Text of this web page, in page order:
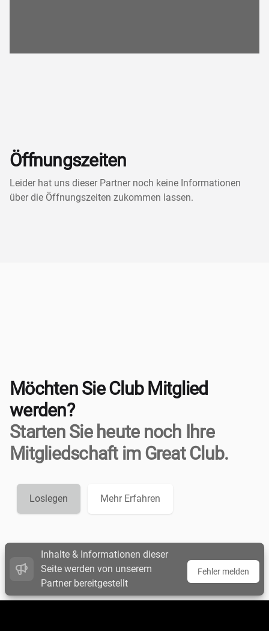
Öffnungszeiten
Leider hat uns dieser Partner noch keine Informationen
über die Öffnungszeiten zukommen lassen.
Möchten Sie Club Mitglied
werden?
Starten Sie heute noch Ihre
Mitgliedschaft im Great Club.
Loslegen Mehr Erfahren
Inhalte & Informationen dieser
Seite werden von unserem
Partner bereitgestellt
Fehler melden